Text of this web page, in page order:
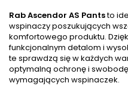
Rab Ascendor AS Pantsto
wspinaczy poszukujących
komfortowego produktu.
funkcjonalnym detalom i
te sprawdzą się w każdych
optymalną ochronę i
wymagających wspinaczek.